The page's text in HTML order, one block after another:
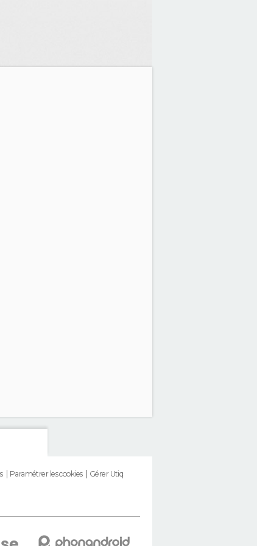
Paramétrer les cookies
Gérer Utiq